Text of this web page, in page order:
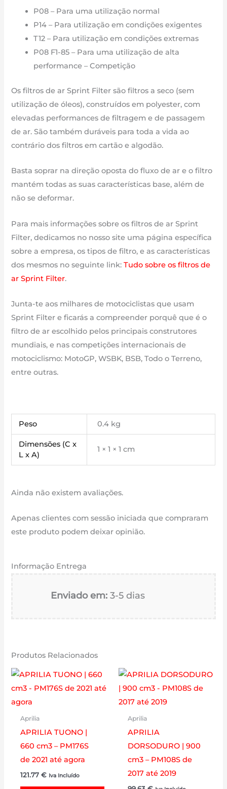
P08 – Para uma utilização normal
P14 – Para utilização em condições exigentes
T12 – Para utilização em condições extremas
P08 F1-85 – Para uma utilização de alta
performance – Competição
Os filtros de ar Sprint Filter são filtros a seco (sem
utilização de óleos), construídos em polyester, com
elevadas performances de filtragem e de passagem
de ar. São também duráveis para toda a vida ao
contrário dos filtros em cartão e algodão.
Basta soprar na direção oposta do fluxo de ar e o filtro
mantém todas as suas características base, além de
não se deformar.
Para mais informações sobre os filtros de ar Sprint
Filter, dedicamos no nosso site uma página específica
sobre a empresa, os tipos de filtro, e as características
dos mesmos no seguinte link:Tudo sobre os filtros de
ar Sprint Filter.
Junta-te aos milhares de motociclistas que usam
Sprint Filter e ficarás a compreender porquê que é o
filtro de ar escolhido pelos principais construtores
mundiais, e nas competições internacionais de
motociclismo: MotoGP, WSBK, BSB, Todo o Terreno,
entre outras.
Peso 0.4 kg
Dimensões (C x
L x A)
1 × 1 × 1 cm
Ainda não existem avaliações.
Apenas clientes com sessão iniciada que compraram
este produto podem deixar opinião.
Informação Entrega
Enviado em: 3-5 dias
Produtos Relacionados
Aprilia
APRILIA TUONO |
660 cm3 – PM176S
de 2021 até agora
121.77 € Iva Incluído
Aprilia
APRILIA
DORSODURO | 900
cm3 – PM108S de
2017 até 2019